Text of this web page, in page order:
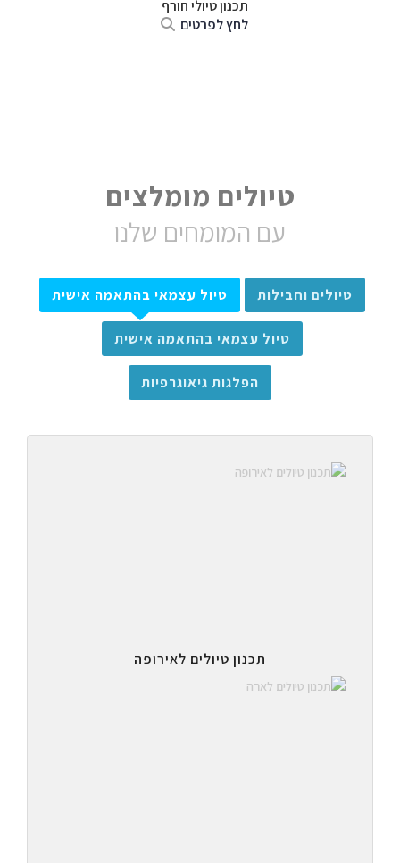
תכנון טיולי חורף
לחץ לפרטים
טיולים מומלצים
עם המומחים שלנו
טיולים וחבילות טיול עצמאי בהתאמה אישית
טיול עצמאי בהתאמה אישית
הפלגות גיאוגרפיות
תכנון טיולים לאירופה